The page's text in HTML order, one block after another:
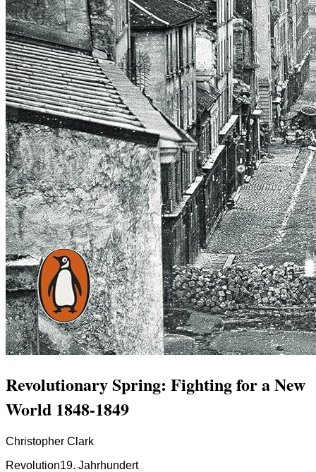
Revolutionary Spring: Fighting for a New
World 1848-1849
Christopher Clark
Revolution19. Jahrhundert